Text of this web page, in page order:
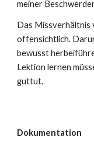
meiner
Das Missverhältnis
offensichtlich.
bewusst
Lektion lernen
guttut.
Dokumentation